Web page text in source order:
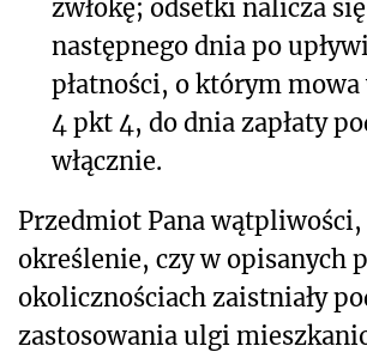
zwłokę; odsetki nalicza
następnego dnia po
płatności, o którym mowa
4 pkt 4, do dnia zapłaty
włącznie.
Przedmiot Pana
określenie, czy w opisanych
okolicznościach zaistniały
zastosowania ulgi